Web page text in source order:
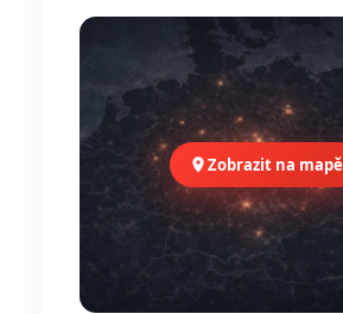
Zobrazit na mapě